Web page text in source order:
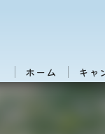
ホーム キャ